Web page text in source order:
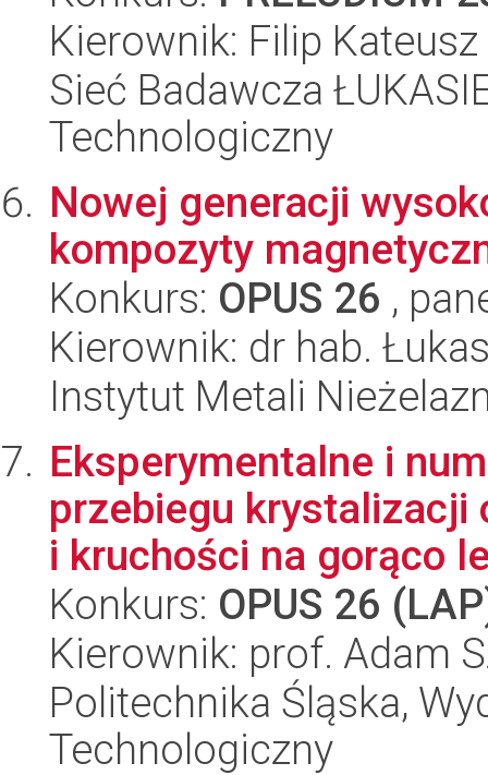
Kierownik: Filip Kateusz
Sieć Badawcza
Technologiczny
Nowej generacji
kompozyty
Konkurs: OPUS 26 ,
Kierownik: dr hab.
Instytut Metali
Eksperymentalne i
przebiegu krystalizacji
i kruchości na gorąco
Konkurs: OPUS 26
Kierownik: prof. Adam
Politechnika Śląska,
Technologiczny